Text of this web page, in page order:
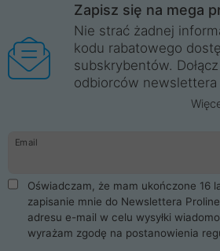
Wrocław, Poznań, Legnica, Katowice,
Trzebnica, Opole. Szybka i
ProLine to polska firma ze 100% polskim
legalnie i płacimy podatki w naszym
główną w Mirkowie oraz salony na
komunikacja ze sklepem
danych osobowych. Dlatego zakup
ProLine to czysta przyjemność i pełne
Zaopatrzysz się u nas w akcesoria i
takie jak procesory, karty graficzne,
dyski SSD, M.2 oraz HDD. Nasi
najlepszy zasilacz komputerowy oraz
Poza komputerami mamy również
Smartfony takich producentów jak
Zapisz się na mega
Nie strać żadnej
kodu rabatowego
subskrybentów.
odbiorców newslettera
Email
Oświadczam, że mam ukończone 16
zapisanie mnie do Newslettera
adresu e-mail w celu wysyłki
wyrażam zgodę na postanowienia